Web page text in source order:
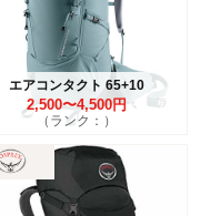
エアコンタクト 65+10
2,500〜4,500円
（ランク：）